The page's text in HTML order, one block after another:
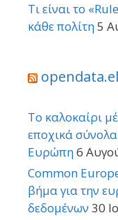
Τι είναι το
κάθε πολίτη5
Το καλοκαίρι
εποχικά
Ευρώπη6
Common
βήμα για την
δεδομένων 30